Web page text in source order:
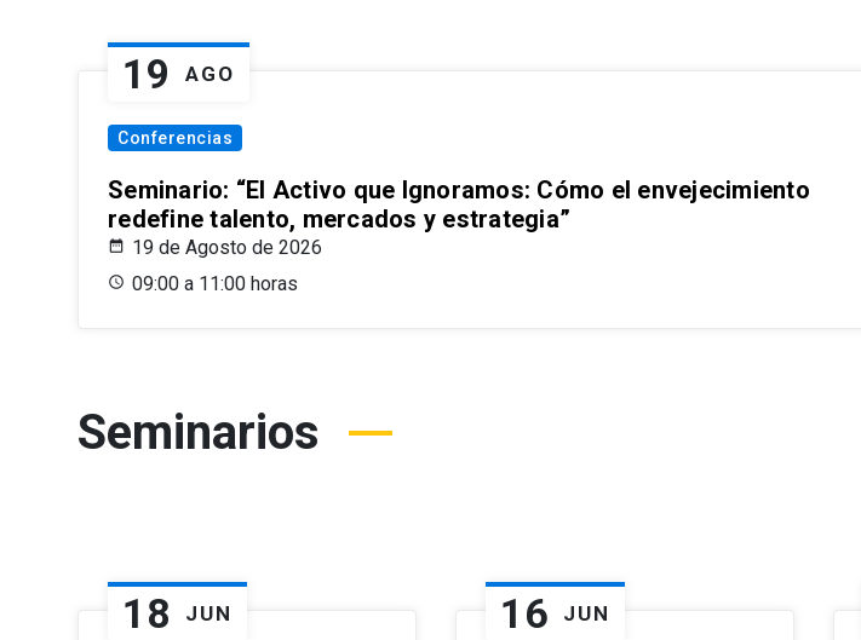
19 AGO
Conferencias
Seminario: “El Activo que Ignoramos: Cómo el envejecimiento
redefine talento, mercados y estrategia”
19 de Agosto de 2026
09:00 a 11:00 horas
Seminarios
18 JUN 16 JUN